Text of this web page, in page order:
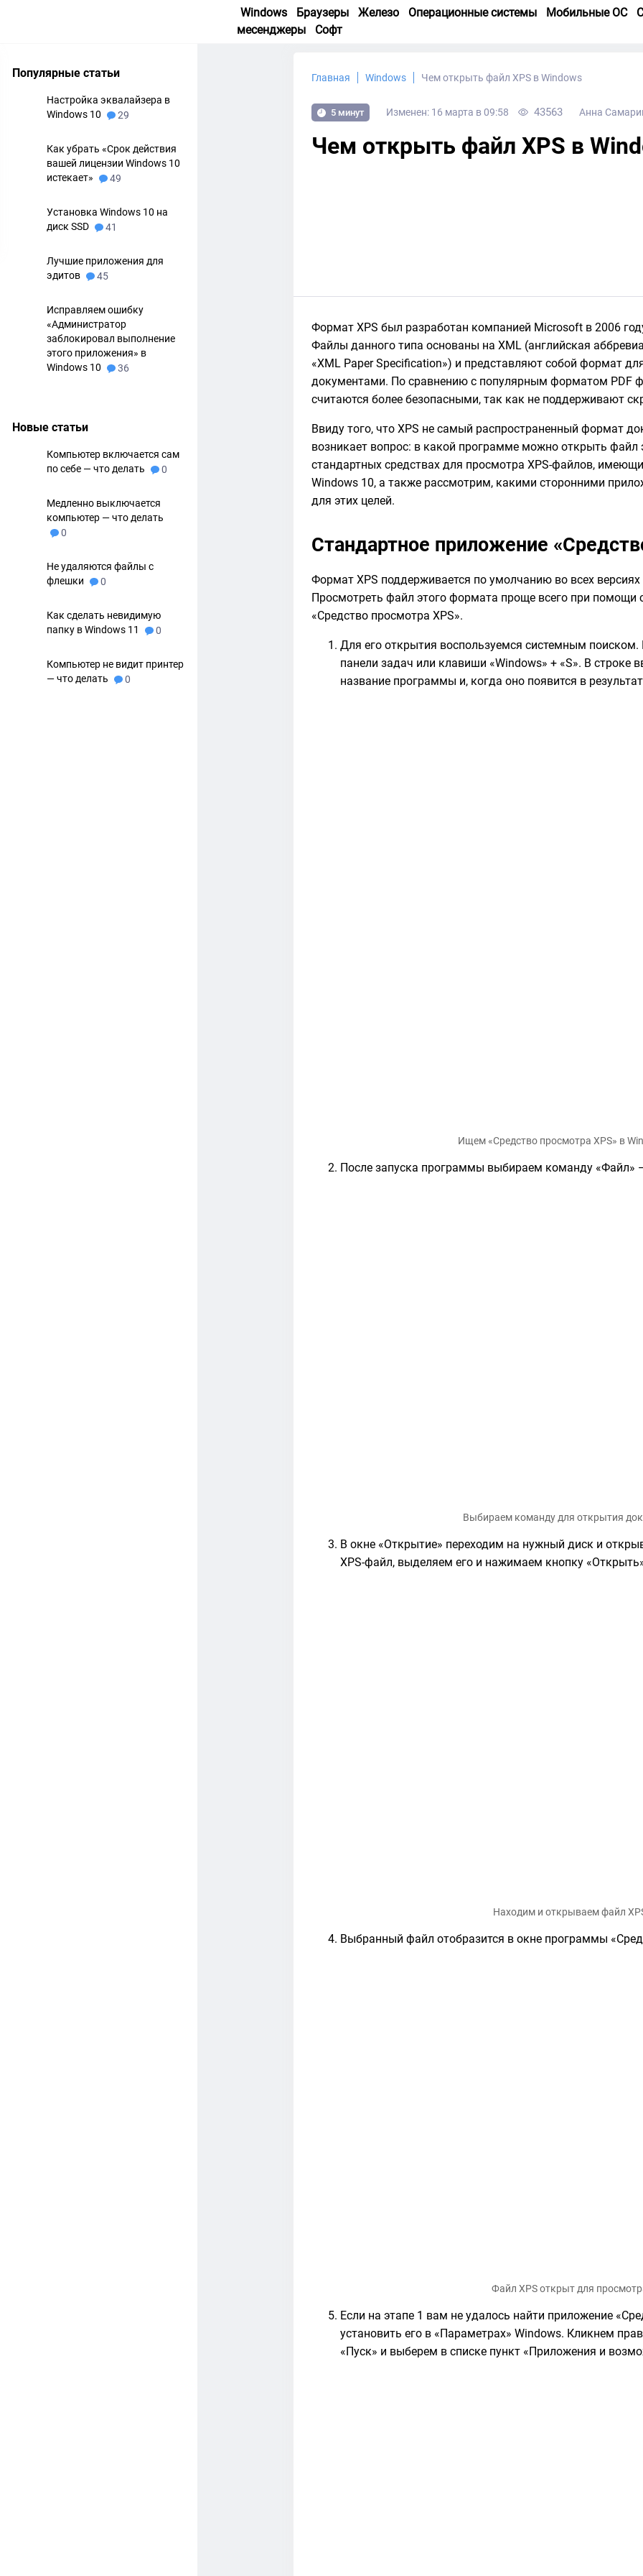
Windows Браузеры Железо Операционные системы Мобильные ОС
месенджеры
Софт
Популярные статьи
Настройка эквалайзера в
Windows 10
29
Как убрать «Срок действия
вашей лицензии Windows 10
истекает»
49
Установка Windows 10 на
диск SSD
41
Лучшие приложения для
эдитов
45
Исправляем ошибку
«Администратор
заблокировал выполнение
этого приложения» в
Windows 10
36
Новые статьи
Компьютер включается сам
по себе — что делать
0
Медленно выключается
компьютер — что делать
0
Не удаляются файлы с
флешки
0
Как сделать невидимую
папку в Windows 11
0
Компьютер не видит принтер
— что делать
0
Главная Windows Чем открыть файл XPS в Windows
5 минут Изменен: 16 марта в 09:58 43563 Анна
Чем открыть файл XPS в
Формат XPS был разработан компанией Microsoft в 2006
Файлы данного типа основаны на XML (английская
«XML Paper Specification») и представляют собой формат
документами. По сравнению с популярным форматом PDF
считаются более безопасными, так как не поддерживают
Ввиду того, что XPS не самый распространенный формат
возникает вопрос: в какой программе можно открыть
стандартных средствах для просмотра XPS-файлов,
Windows 10, а также рассмотрим, какими сторонними
для этих целей.
Стандартное приложение
Формат XPS поддерживается по умолчанию во всех
Просмотреть файл этого формата проще всего при помощи
«Средство просмотра XPS».
Для его открытия воспользуемся системным
панели задач или клавиши «Windows» + «S». В строке
название программы и, когда оно появится в
Ищем «Средство просмотра XPS» в
После запуска программы выбираем команду «Файл»
Выбираем команду для открытия
В окне «Открытие» переходим на нужный диск и
XPS-файл, выделяем его и нажимаем кнопку
Находим и открываем файл
Выбранный файл отобразится в окне программы
Файл XPS открыт для
Если на этапе 1 вам не удалось найти приложение
установить его в «Параметрах» Windows. Кликнем
«Пуск» и выберем в списке пункт «Приложения и